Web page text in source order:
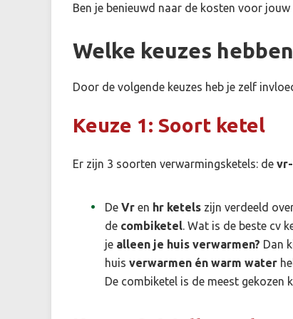
Ben je benieuwd naar de kosten voor
Welke keuzes
Door de volgende keuzes heb je zelf
Keuze 1: Soort ketel
Er zijn 3 soorten verwarmingsketels: de
De Vr en hr ketels zijn verdeeld
de combiketel. Wat is de beste cv
je alleen je huis verwarmen? Dan
huis verwarmen én warm water
De combiketel is de meest gekozen